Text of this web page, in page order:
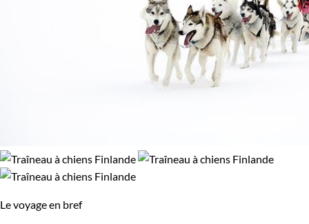
Le voyage en bref